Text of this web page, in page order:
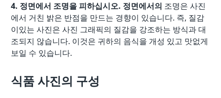
4. 정면에서 조명을 피하십시오. 정면에서의 조명은 사진
에서 거친 밝은 반점을 만드는 경향이 있습니다. 즉, 질감
이있는 사진은 사진 그래픽의 질감을 강조하는 방식과 대
조되지 않습니다. 이것은 귀하의 음식을 개성 있고 맛없게
보일 수 있습니다.
식품 사진의 구성